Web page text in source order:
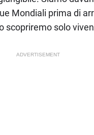
Mondiali prima di
solo
ADVERTISEMENT